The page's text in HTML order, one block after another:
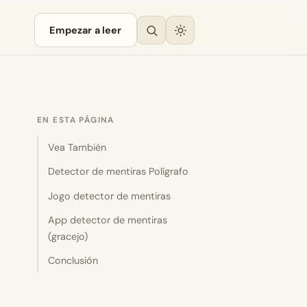
Empezar a leer
EN ESTA PÁGINA
Vea También
Detector de mentiras Polígrafo
Jogo detector de mentiras
App detector de mentiras
(gracejo)
Conclusión